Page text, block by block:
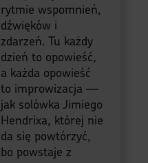
rytmie wspomnień,
dźwięków i
zdarzeń. Tu każdy
dzień to opowieść,
a każda opowieść
to improwizacja —
jak solówka Jimiego
Hendrixa, której nie
da się powtórzyć,
bo powstaje z